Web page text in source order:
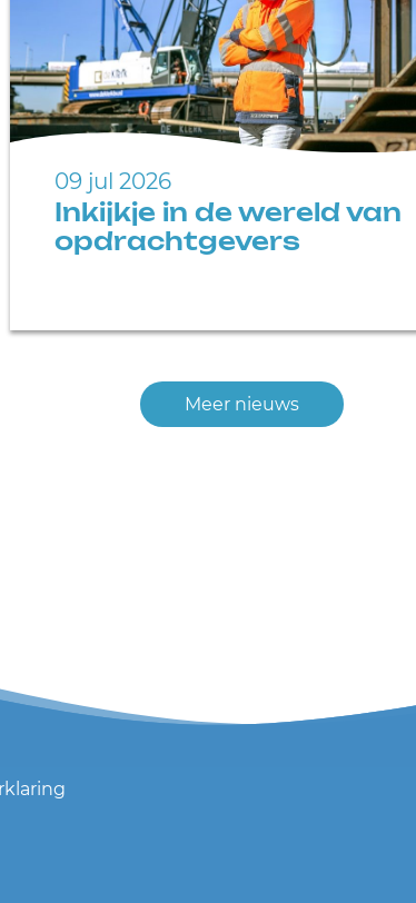
09 jul 2026
Inkijkje in de wereld van
opdrachtgevers
Meer nieuws